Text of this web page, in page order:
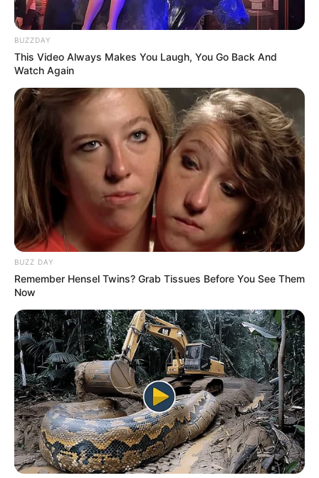
BUZZDAY
This Video Always Makes You Laugh, You Go Back And
Watch Again
BUZZ DAY
Remember Hensel Twins? Grab Tissues Before You See Them
Now